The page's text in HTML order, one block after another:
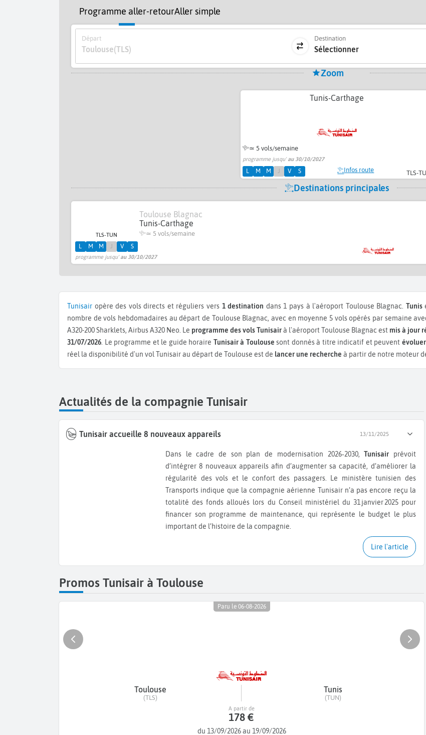
Programme aller-retourAller simple
Départ
Toulouse(TLS)
Destination
Sélectionner
Zoom
TLS-
Tunis-Carthage
≃ 5 vols/semaine
programme jusqu'au 30/10/2027
L M M J V S Infos route
Destinations principales
TLS-TUN
Toulouse Blagnac
Tunis-Carthage
≃ 5 vols/semaine
programme jusqu'au 30/10/2027
L M M J V S
Tunisair opère des vols directs et réguliers vers 1 destination dans 1 pays à l'aéroport Toulouse Blagnac. Tunis
nombre de vols hebdomadaires au départ de Toulouse Blagnac, avec en moyenne 5 vols opérés par semaine
A320-200 Sharklets, Airbus A320 Neo. Le programme des vols Tunisairà l'aéroport Toulouse Blagnac est mis à jour
31/07/2026. Le programme et le guide horaire Tunisair à Toulouse sont donnés à titre indicatif et peuvent
réel la disponibilité d'un vol Tunisair au départ de Toulouse est de lancer une recherche à partir de notre moteur
Actualités de la compagnie Tunisair
Tunisair accueille 8 nouveaux appareils 13/11/2025
Dans le cadre de son plan de modernisation 2026‑2030,Tunisair prévoit
d’intégrer 8 nouveaux appareils afin d’augmenter sa capacité, d’améliorer la
régularité des vols et le confort des passagers. Le ministère tunisien des
Transports indique que la compagnie aérienne Tunisair n’a pas encore reçu la
totalité des fonds alloués lors du Conseil ministériel du 31 janvier 2025 pour
financer son programme de maintenance, qui représente le budget le plus
important de l’histoire de la compagnie.
Lire l'article
Promos Tunisair à Toulouse
Paru le 06-08-2026
Toulouse
(TLS)
Tunis
(TUN)
du 13/09/2026 au 19/09/2026
A partir de
178 €